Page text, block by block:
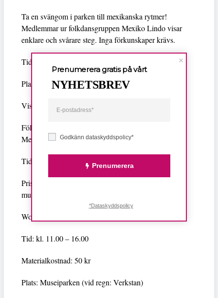
Ta en svängom i parken till mexikanska rytmer!
Medlemmar ur folkdansgruppen Mexiko Lindo visar
enklare och svårare steg. Inga förkunskaper krävs.
Tid: kl. 14.00
Plats: Museiparken (vid regn: Hörsalen)
Visning: ¡Viva México!
Följ med på en familjevisning i utställningen Viva
Mexico!
Tid: kl. 12.00 – 12.30 och kl. 16.00 – 16.30
Pris: 0 kr. Observera att årskort eller entrébiljett till
museet krävs.
Workshop: Mexikanska garntavlor
Tid: kl. 11.00 – 16.00
Materialkostnad: 50 kr
Plats: Museiparken (vid regn: Verkstan)
Godkänn dataskyddspolicy*
Prenumerera
Prenumerera gratis på vårt
NYHETSBREV
*Dataskyddspolicy